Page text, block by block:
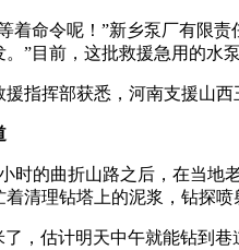
着命令呢！”新乡泵厂有限
”目前，这批救援急用的水
指挥部获悉，河南支援山
时的曲折山路之后，在当地
清理钻塔上的泥浆，钻探喷
了，估计明天中午就能钻到